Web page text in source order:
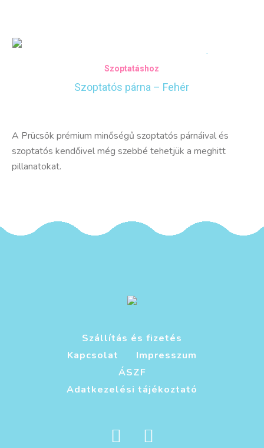
Elfogyott
Szoptatáshoz
Szoptatós párna – Fehér
A Prücsök prémium minőségű szoptatós párnáival és
szoptatós kendőivel még szebbé tehetjük a meghitt
pillanatokat.
Szállítás és fizetés
Kapcsolat
Impresszum
ÁSZF
Adatkezelési tájékoztató